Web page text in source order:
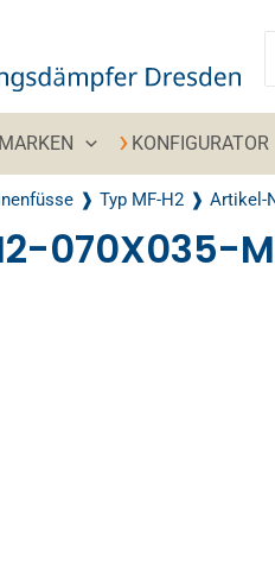
MARKEN KONFIGURATOR
Typ MF-H2 Artikel-
070X035-